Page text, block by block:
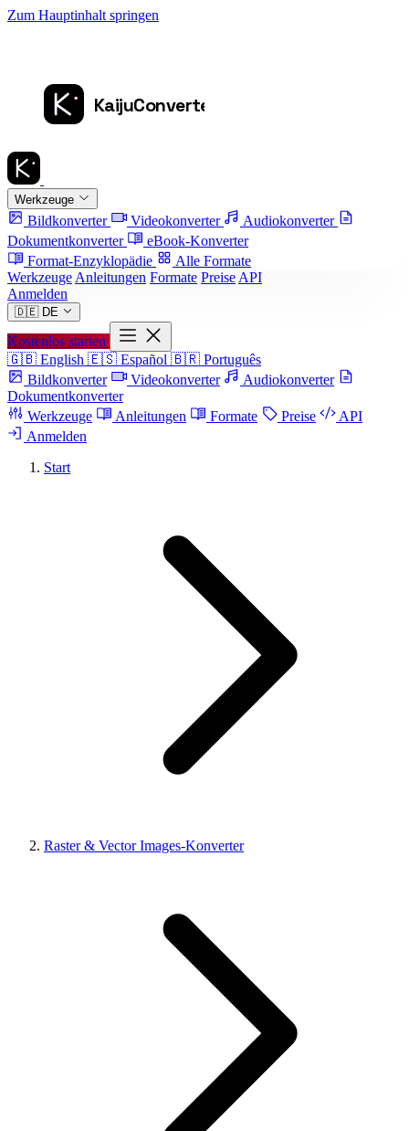
Zum Hauptinhalt springen
Werkzeuge
Bildkonverter Videokonverter
Audiokonverter
Dokumentkonverter
eBook-Konverter
Format-Enzyklopädie
Alle Formate
Werkzeuge Anleitungen Formate Preise API
Anmelden
🇩🇪 DE
Kostenlos starten
🇬🇧 English 🇪🇸 Español 🇧🇷 Português
Bildkonverter
Videokonverter
Audiokonverter
Dokumentkonverter
Werkzeuge
Anleitungen Formate Preise
API
Anmelden
Start
Raster & Vector Images-Konverter